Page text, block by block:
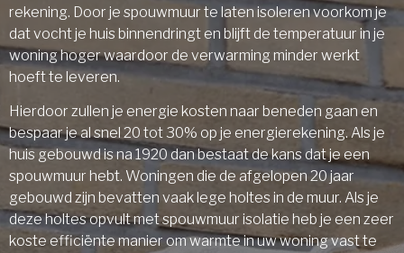
rekening. Door je spouwmuur te laten isoleren voorkom je
dat vocht je huis binnendringt en blijft de temperatuur in je
woning hoger waardoor de verwarming minder werkt
hoeft te leveren.
Hierdoor zullen je energie kosten naar beneden gaan en
bespaar je al snel 20 tot 30% op je energierekening. Als je
huis gebouwd is na 1920 dan bestaat de kans dat je een
spouwmuur hebt. Woningen die de afgelopen 20 jaar
gebouwd zijn bevatten vaak lege holtes in de muur. Als je
deze holtes opvult met spouwmuur isolatie heb je een zeer
koste efficiënte manier om warmte in uw woning vast te